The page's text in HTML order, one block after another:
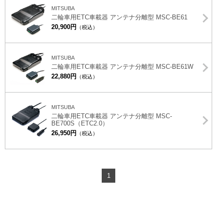
MITSUBA
二輪車用ETC車載器 アンテナ分離型 MSC-BE61
20,900円
（税込）
MITSUBA
二輪車用ETC車載器 アンテナ分離型 MSC-BE61W
22,880円
（税込）
MITSUBA
二輪車用ETC車載器 アンテナ分離型 MSC-
BE700S（ETC2.0）
26,950円
（税込）
1